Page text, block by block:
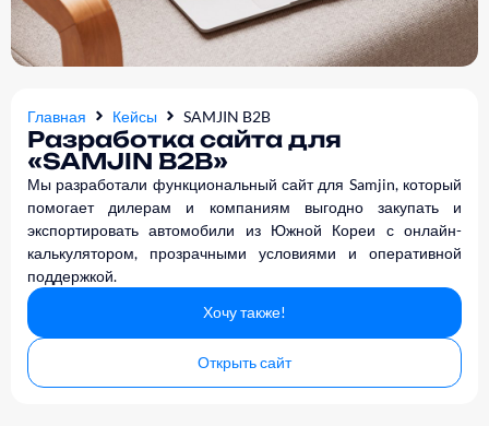
Главная Кейсы SAMJIN B2B
Разработка сайта для
«SAMJIN B2B»
Мы разработали функциональный сайт для Samjin, который
помогает дилерам и компаниям выгодно закупать и
экспортировать автомобили из Южной Кореи с онлайн-
калькулятором, прозрачными условиями и оперативной
поддержкой.
Хочу также!
Открыть сайт